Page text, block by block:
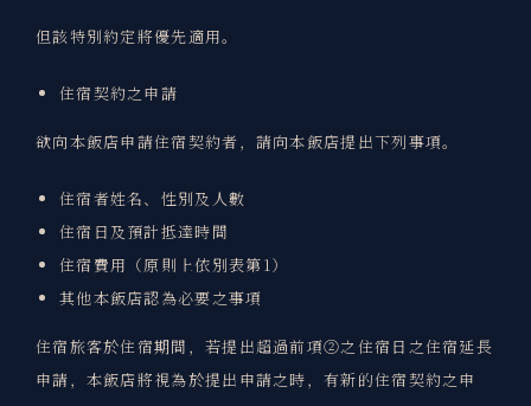
但該特別約定將優先適用。
住宿契約之申請
欲向本飯店申請住宿契約者，請向本飯店提出下列事項。
住宿者姓名、性別及人數
住宿日及預計抵達時間
住宿費用（原則上依別表第1）
其他本飯店認為必要之事項
住宿旅客於住宿期間，若提出超過前項②之住宿日之住宿延長
申請，本飯店將視為於提出申請之時，有新的住宿契約之申